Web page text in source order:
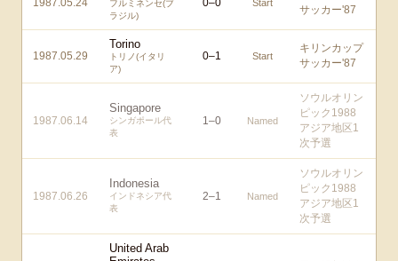
1987.05.24
フルミネンセ(ブ
ラジル)
0–0 Start
サッカー'87
1987.05.29
Torino
トリノ(イタリ
ア)
0–1 Start
キリンカップ
サッカー'87
1987.06.14
Singapore
シンガポール代
表
1–0 Named
ソウルオリン
ピック1988
アジア地区1
次予選
1987.06.26
Indonesia
インドネシア代
表
2–1 Named
ソウルオリン
ピック1988
アジア地区1
次予選
United Arab